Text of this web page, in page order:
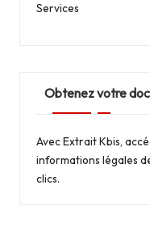
Services
Obtenez votre
AvecExtrait Kbis,
informations légales
clics.